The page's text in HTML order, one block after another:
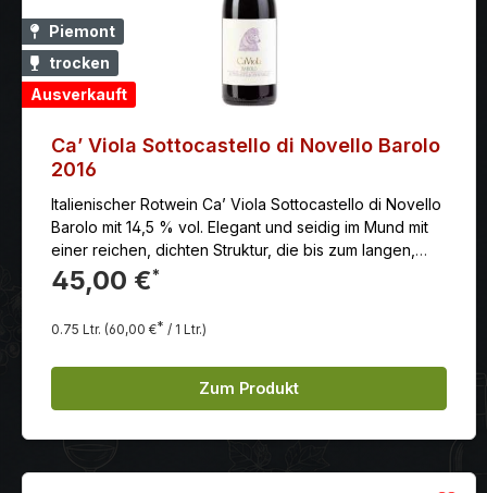
Piemont
trocken
Ausverkauft
Ca’ Viola Sottocastello di Novello Barolo
2016
Italienischer Rotwein Ca’ Viola Sottocastello di Novello
Barolo mit 14,5 % vol. Elegant und seidig im Mund mit
einer reichen, dichten Struktur, die bis zum langen,
harmonischen Abgang anhält.
45,00 €*
0.75 Ltr. (60,00 €* / 1 Ltr.)
Zum Produkt